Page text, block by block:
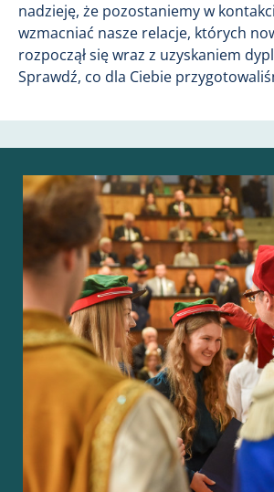
nadzieję, że pozostaniemy w
wzmacniać nasze relacje, których
rozpoczął się wraz z uzyskaniem
Sprawdź, co dla Ciebie